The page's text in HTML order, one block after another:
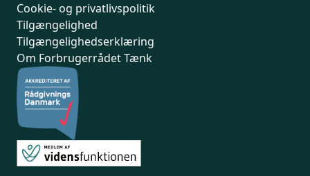
Cookie- og privatlivspolitik
Tilgængelighed
Tilgængelighedserklæring
Om Forbrugerrådet Tænk